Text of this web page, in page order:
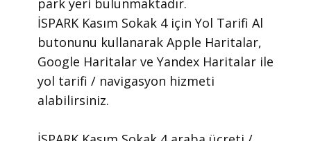
İSPARK Kasım Sokak 4 için Yol Tarifi Al
butonunu kullanarak Apple Haritalar,
Google Haritalar ve Yandex Haritalar ile
yol tarifi / navigasyon hizmeti
alabilirsiniz.